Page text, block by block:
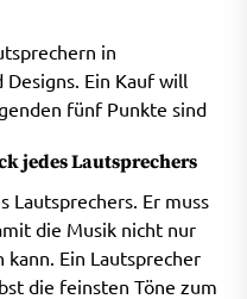
in
Ein Kauf will
fünf Punkte sind
jedes Lautsprechers
Lautsprechers. Er muss
die Musik nicht nur
Ein Lautsprecher
die feinsten Töne zum